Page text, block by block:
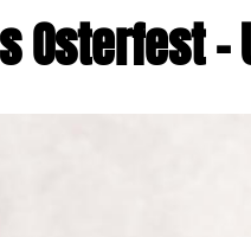
Osterfest –